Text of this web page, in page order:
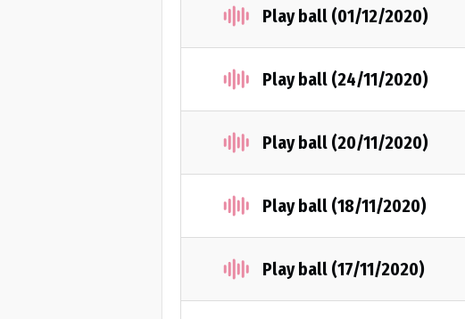
Play ball (01/12/2020)
Play ball (24/11/2020)
Play ball (20/11/2020)
Play ball (18/11/2020)
Play ball (17/11/2020)